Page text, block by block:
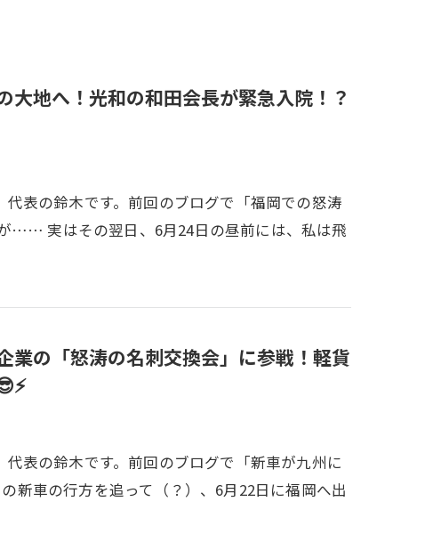
大地へ！光和の和田会長が緊急入院！？
表の鈴木です。前回のブログで「福岡での怒涛
…… 実はその翌日、6月24日の昼前には、私は飛
業の「怒涛の名刺交換会」に参戦！軽貨
表の鈴木です。前回のブログで「新車が九州に
車の行方を追って（？）、6月22日に福岡へ出